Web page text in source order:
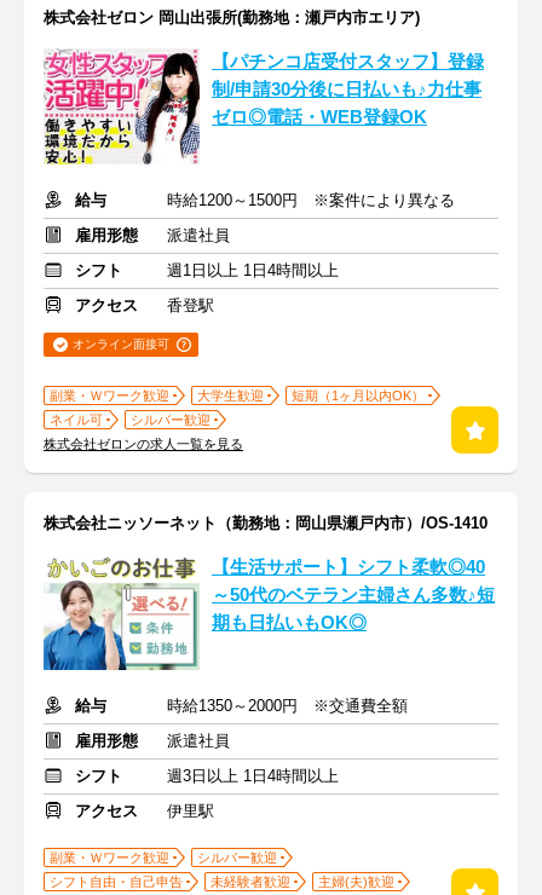
株式会社ゼロン 岡山出張所(勤務地：瀬戸内市エリア)
【パチンコ店受付スタッフ】登録
制/申請30分後に日払いも♪力仕事
ゼロ◎電話・WEB登録OK
給与
時給1200～1500円 ※案件により異なる
雇用形態
派遣社員
シフト
週1日以上 1日4時間以上
アクセス
香登駅
オンライン面接可
副業・Ｗワーク歓迎 大学生歓迎
短期（1ヶ月以内OK）
ネイル可
シルバー歓迎
株式会社ゼロンの求人一覧を見る
株式会社ニッソーネット（勤務地：岡山県瀬戸内市）/OS-1410
【生活サポート】シフト柔軟◎40
～50代のベテラン主婦さん多数♪短
期も日払いもOK◎
給与
時給1350～2000円 ※交通費全額
雇用形態
派遣社員
シフト
週3日以上 1日4時間以上
アクセス
伊里駅
副業・Ｗワーク歓迎
シルバー歓迎
シフト自由・自己申告
未経験者歓迎
主婦(夫)歓迎